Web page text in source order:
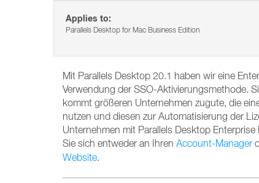
Applies to:
Parallels Desktop for Mac Business Edition
Mit Parallels Desktop 20.1 haben wir eine
Verwendung der SSO-Aktivierungsmethode.
kommt größeren Unternehmen zugute, die
nutzen und diesen zur Automatisierung der
Unternehmen mit Parallels Desktop
Sie sich entweder an Ihren Account-Manager
Website.